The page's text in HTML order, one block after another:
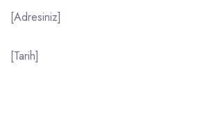
[Adresiniz]
[Tarih]